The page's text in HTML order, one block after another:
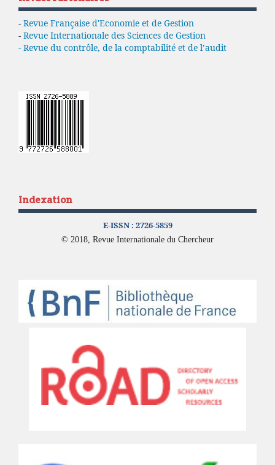
- Revue Française d'Economie et de Gestion
- Revue Internationale des Sciences de Gestion
- Revue du contrôle, de la comptabilité et de l’audit
Indexation
E-ISSN : 2726-5859
© 2018, Revue Internationale du Chercheur